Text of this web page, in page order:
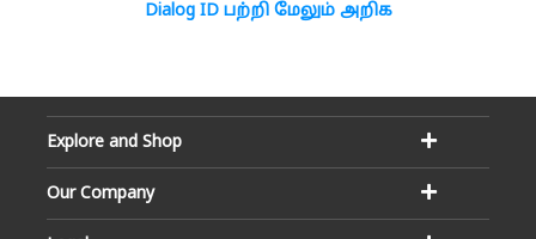
Dialog ID பற்றி மேலும் அறிக
Explore and Shop
Our Company